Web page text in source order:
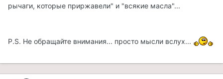
рычаги, которые приржавели" и "всякие масла"...
P.S. Не обращайте внимания... просто мысли вслух...